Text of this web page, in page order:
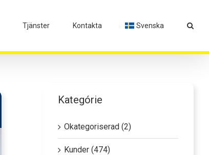
Tjänster Kontakta Svenska
Kategórie
Okategoriserad (2)
Kunder (474)